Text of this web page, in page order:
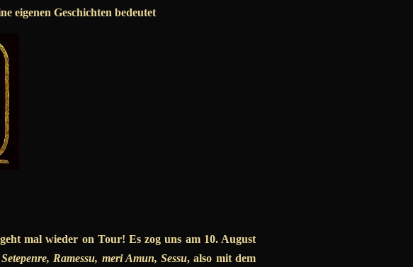
eigenen Geschichten bedeutet
mal wieder on Tour! Es zog uns am 10. August
Ramessu, meri Amun, Sessu, also mit dem